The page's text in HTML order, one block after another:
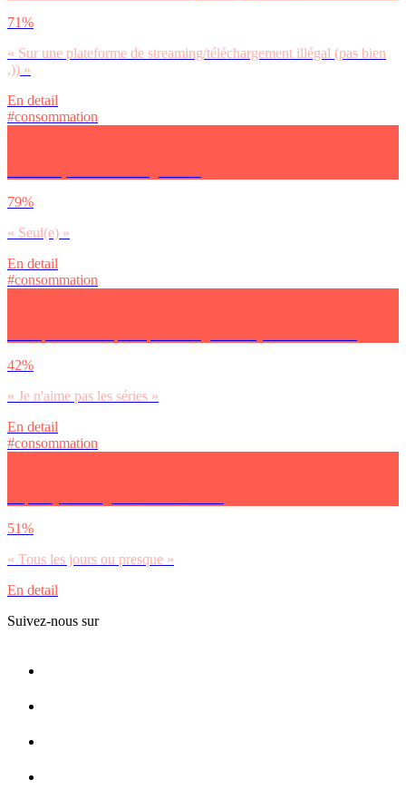
71%
« Sur une plateforme de streaming/téléchargement illégal (pas bien
,)) »
En detail
#consommation
79%
« Seul(e) »
En detail
#consommation
42%
« Je n'aime pas les séries »
En detail
#consommation
51%
« Tous les jours ou presque »
En detail
Suivez-nous sur